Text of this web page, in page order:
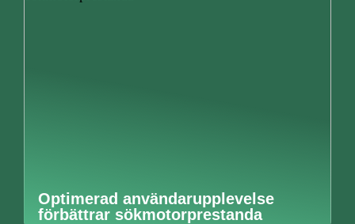
Optimerad användarupplevelse
förbättrar sökmotorprestanda